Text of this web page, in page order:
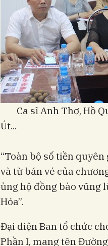
Ca sĩ Anh Thơ, Hồ
Út...
“Toàn bộ số tiền
và từ bán vé của
ủng hộ đồng bào vũng
Hóa”.
Đại diện Ban tổ chức
Phần I, mang tên